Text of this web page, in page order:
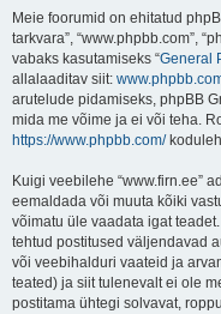
Meie foorumid on ehitatud
tarkvara”, “www.phpbb.com”,
vabaks kasutamiseks “General
allalaaditav siit:
arutelude pidamiseks, phpBB
mida me võime ja ei või teha.
https://www.phpbb.com/
Kuigi veebilehe “www.firn.ee”
eemaldada või muuta kõiki
võimatu üle vaadata igat
tehtud postitused väljendavad
või veebihalduri vaateid ja
teated) ja siit tulenevalt ei ole
postitama ühtegi solvavat,